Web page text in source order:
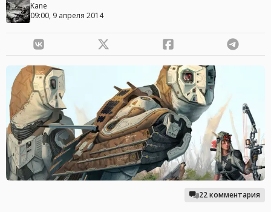
Kane
09:00, 9 апреля 2014
22 комментария